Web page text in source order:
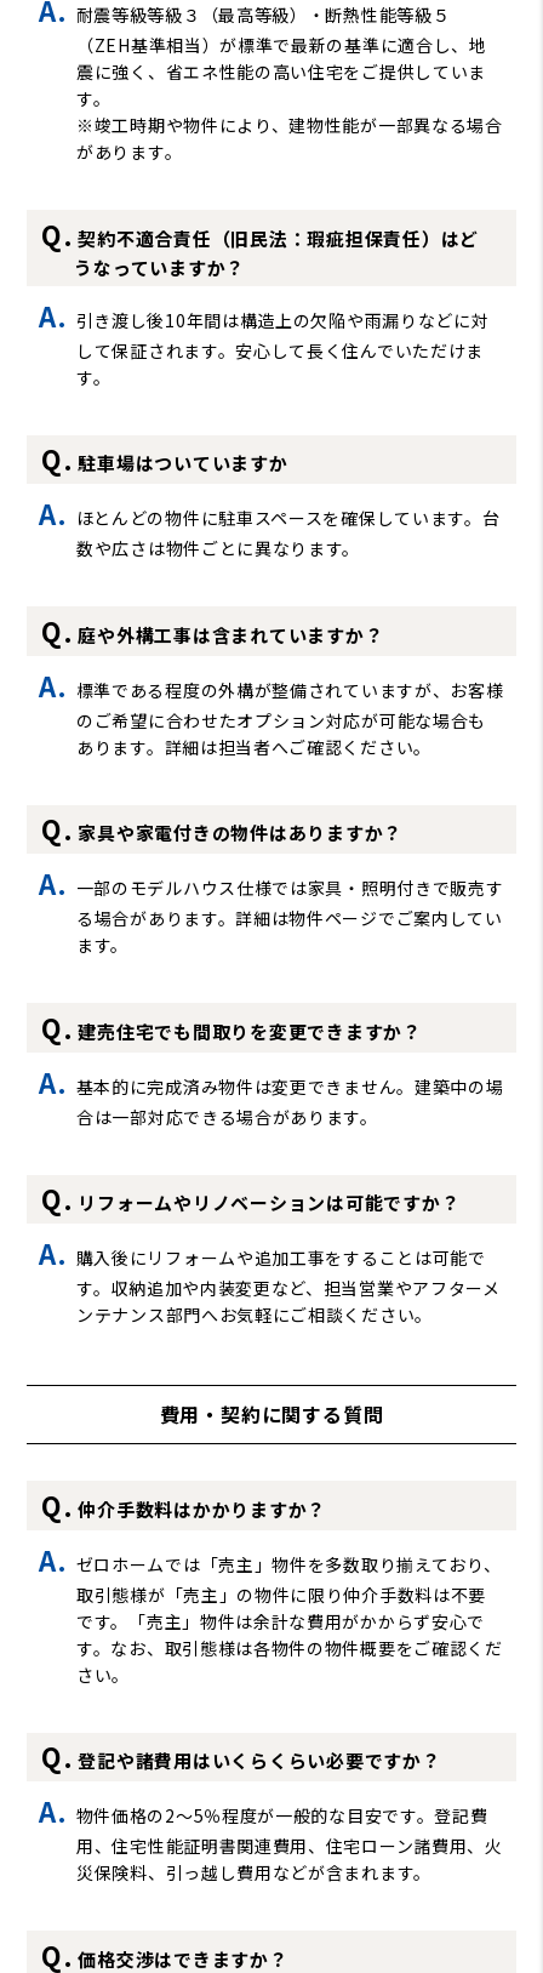
耐震等級等級３（最高等級）・断熱性能等級５
（ZEH基準相当）が標準で最新の基準に適合し、地
震に強く、省エネ性能の高い住宅をご提供していま
す。
※竣工時期や物件により、建物性能が一部異なる場合
があります。
契約不適合責任（旧民法：瑕疵担保責任）はど
うなっていますか？
引き渡し後10年間は構造上の欠陥や雨漏りなどに対
して保証されます。安心して長く住んでいただけま
す。
駐車場はついていますか
ほとんどの物件に駐車スペースを確保しています。台
数や広さは物件ごとに異なります。
庭や外構工事は含まれていますか？
標準である程度の外構が整備されていますが、お客様
のご希望に合わせたオプション対応が可能な場合も
あります。詳細は担当者へご確認ください。
家具や家電付きの物件はありますか？
一部のモデルハウス仕様では家具・照明付きで販売す
る場合があります。詳細は物件ページでご案内してい
ます。
建売住宅でも間取りを変更できますか？
基本的に完成済み物件は変更できません。建築中の場
合は一部対応できる場合があります。
リフォームやリノベーションは可能ですか？
購入後にリフォームや追加工事をすることは可能で
す。収納追加や内装変更など、担当営業やアフターメ
ンテナンス部門へお気軽にご相談ください。
費用・契約に関する質問
仲介手数料はかかりますか？
ゼロホームでは「売主」物件を多数取り揃えており、
取引態様が「売主」の物件に限り仲介手数料は不要
です。「売主」物件は余計な費用がかからず安心で
す。なお、取引態様は各物件の物件概要をご確認くだ
さい。
登記や諸費用はいくらくらい必要ですか？
物件価格の2～5％程度が一般的な目安です。登記費
用、住宅性能証明書関連費用、住宅ローン諸費用、火
災保険料、引っ越し費用などが含まれます。
価格交渉はできますか？